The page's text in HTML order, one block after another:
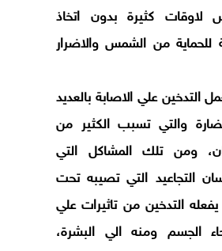
لاوقات كثيرة بدون اتخاذ
للحماية من الشمس والاضرار
التدخين علي الاصابة بالعديد
والتي تسبب الكثير من
ومن تلك المشاكل التي
التجاعيد التي تصيبه تحت
التدخين من تاثيرات علي
الجسم ومنه الي البشرة،